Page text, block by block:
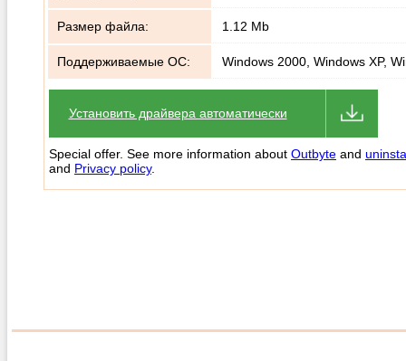
Размер файла: 1.12 Mb
Поддерживаемые ОС: Windows 2000, Windows XP,
Установить драйвера автоматически
Special offer. See more information about Outbyte and
and Privacy policy.